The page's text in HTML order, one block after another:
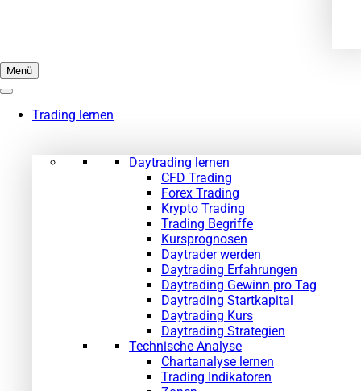
Menü
Trading lernen
Daytrading lernen
CFD Trading
Forex Trading
Krypto Trading
Trading Begriffe
Kursprognosen
Daytrader werden
Daytrading Erfahrungen
Daytrading Gewinn pro Tag
Daytrading Startkapital
Daytrading Kurs
Daytrading Strategien
Technische Analyse
Chartanalyse lernen
Trading Indikatoren